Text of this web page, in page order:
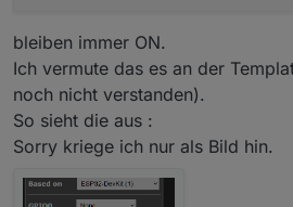
bleiben immer ON.
Ich vermute das es an der
noch nicht verstanden).
So sieht die aus :
Sorry kriege ich nur als Bild hin.